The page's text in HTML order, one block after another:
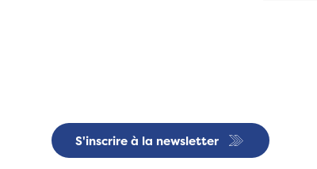
S'inscrire à la newsletter